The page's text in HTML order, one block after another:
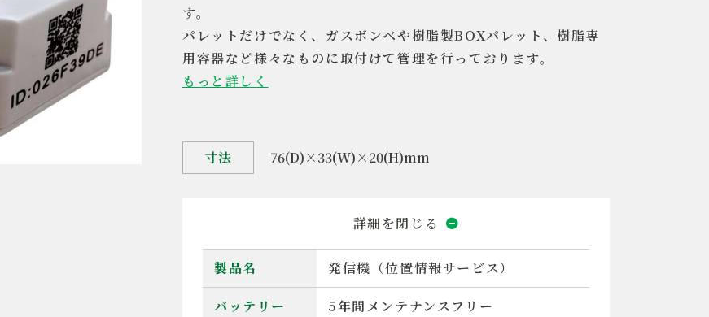
す。
パレットだけでなく、ガスボンベや樹脂製BOXパレット、樹脂専
用容器など様々なものに取付けて管理を行っております。
もっと詳しく
寸法 76(D)×33(W)×20(H)mm
製品名 発信機（位置情報サービス）
バッテリー 5年間メンテナンスフリー